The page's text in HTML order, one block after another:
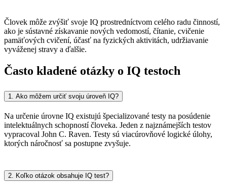
Človek môže zvýšiť svoje IQ prostredníctvom celého radu činností,
ako je sústavné získavanie nových vedomostí, čítanie, cvičenie
pamäťových cvičení, účasť na fyzických aktivitách, udržiavanie
vyváženej stravy a ďalšie.
Často kladené otázky o IQ testoch
1. Ako môžem určiť svoju úroveň IQ?
Na určenie úrovne IQ existujú špecializované testy na posúdenie
intelektuálnych schopností človeka. Jeden z najznámejších testov
vypracoval John C. Raven. Testy sú viacúrovňové logické úlohy,
ktorých náročnosť sa postupne zvyšuje.
2. Koľko otázok obsahuje IQ test?